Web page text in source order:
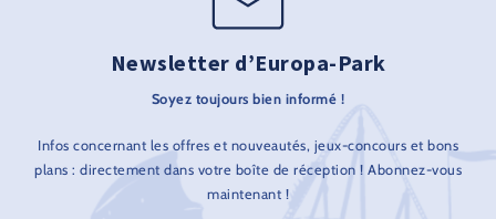
Newsletter d’Europa-Park
Soyez toujours bien informé !
Infos concernant les offres et nouveautés, jeux-concours et bons
plans : directement dans votre boîte de réception ! Abonnez-vous
maintenant !